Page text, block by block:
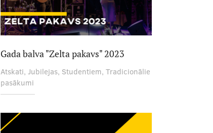
Gada balva "Zelta pakavs" 2023
Atskati, Jubilejas, Studentiem, Tradicionālie
pasākumi